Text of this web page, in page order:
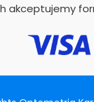
akceptujemy